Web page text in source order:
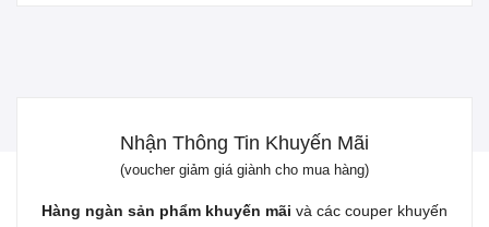
Nhận Thông Tin Khuyến Mãi
(voucher giảm giá giành cho mua hàng)
Hàng ngàn sản phẩm khuyến mãi và các couper khuyến